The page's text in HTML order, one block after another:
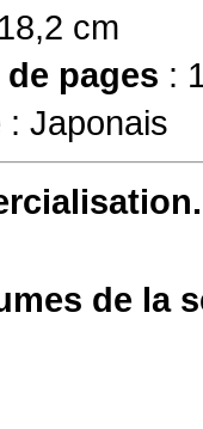
cm
pages :
: Japonais
de la